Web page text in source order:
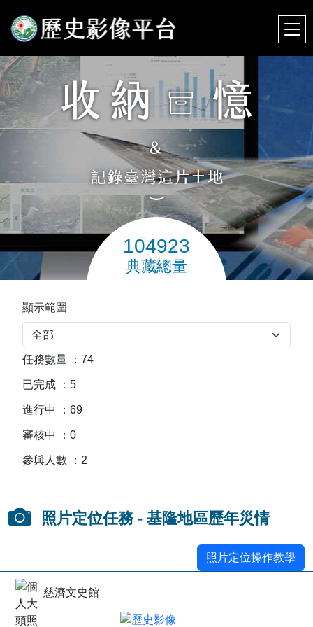
104923
典藏總量
顯示範圍
任務數量 ： 74
已完成 ： 5
進行中 ： 69
審核中 ： 0
參與人數 ： 2
照片定位任務 - 基隆地區歷年災情
照片定位操作教學
慈濟文史館